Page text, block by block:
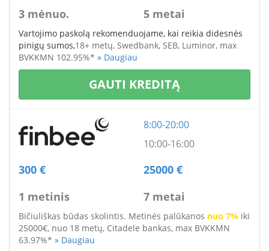
3 mėnuo.
5 metai
Vartojimo paskolą rekomenduojame, kai reikia didesnės
pinigų sumos,18+ metų, Swedbank, SEB, Luminor, max
BVKKMN 102.95%* » Daugiau
GAUTI KREDITĄ
8:00-20:00
10:00-16:00
300 €
25000 €
1 metinis
7 metai
Bičiuliškas būdas skolintis. Metinės palūkanos nuo 7% iki
25000€, nuo 18 metų, Citadele bankas, max BVKKMN
63.97%* » Daugiau